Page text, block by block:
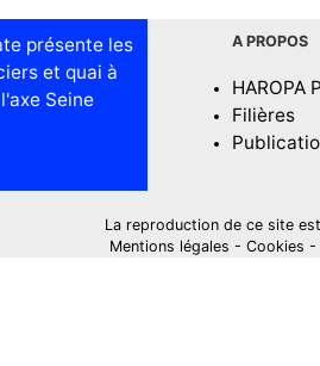
présente les
et quai à
Seine
A PROPOS
HAROPA
Filières
La reproduction de ce site
Mentions légales - Cookies -